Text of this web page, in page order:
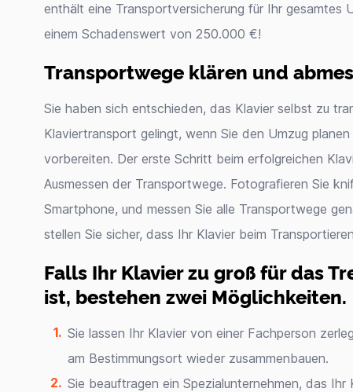
enthält eine Transportversicherung für Ihr gesamtes
einem Schadenswert von 250.000 €!
Transportwege klären und
Sie haben sich entschieden, das Klavier selbst zu
Klaviertransport gelingt, wenn Sie den Umzug
vorbereiten. Der erste Schritt beim erfolgreichen
Ausmessen der Transportwege. Fotografieren Sie
Smartphone, und messen Sie alle Transportwege
stellen Sie sicher, dass Ihr Klavier beim
Falls Ihr Klavier zu groß für das
ist, bestehen zwei Möglichkeiten.
Sie lassen Ihr Klavier von einer Fachperson
am Bestimmungsort wieder zusammenbauen.
Sie beauftragen ein Spezialunternehmen, das